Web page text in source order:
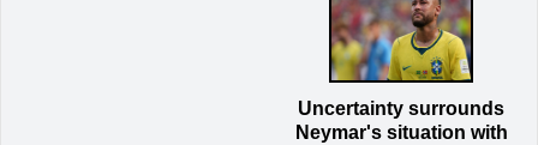
Uncertainty surrounds
Neymar's situation with